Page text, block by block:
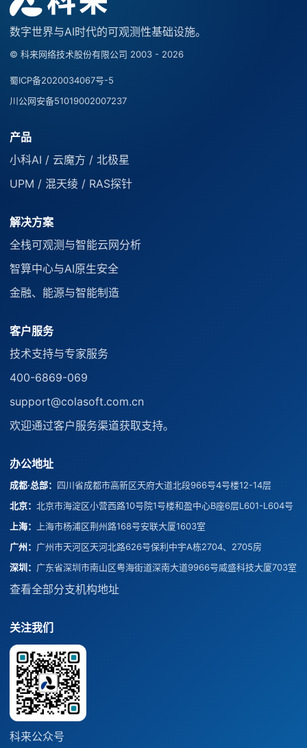
数字世界与AI时代的可观测性基础设施。
© 科来网络技术股份有限公司 2003 - 2026
蜀ICP备2020034067号-5
川公网安备51019002007237
产品
小科AI / 云魔方 / 北极星
UPM / 混天绫 / RAS探针
解决方案
全栈可观测与智能云网分析
智算中心与AI原生安全
金融、能源与智能制造
客户服务
技术支持与专家服务
400-6869-069
support@colasoft.com.cn
欢迎通过客户服务渠道获取支持。
办公地址
成都·总部： 四川省成都市高新区天府大道北段966号4号楼12-14层
北京： 北京市海淀区小营西路10号院1号楼和盈中心B座6层L601-L604号
上海：
上海市杨浦区荆州路168号安联大厦1603室
广州： 广州市天河区天河北路626号保利中宇A栋2704、2705房
深圳 ： 广东省深圳市南山区粤海街道深南大道9966号威盛科技大厦703室
查看全部分支机构地址
关注我们
科来公众号